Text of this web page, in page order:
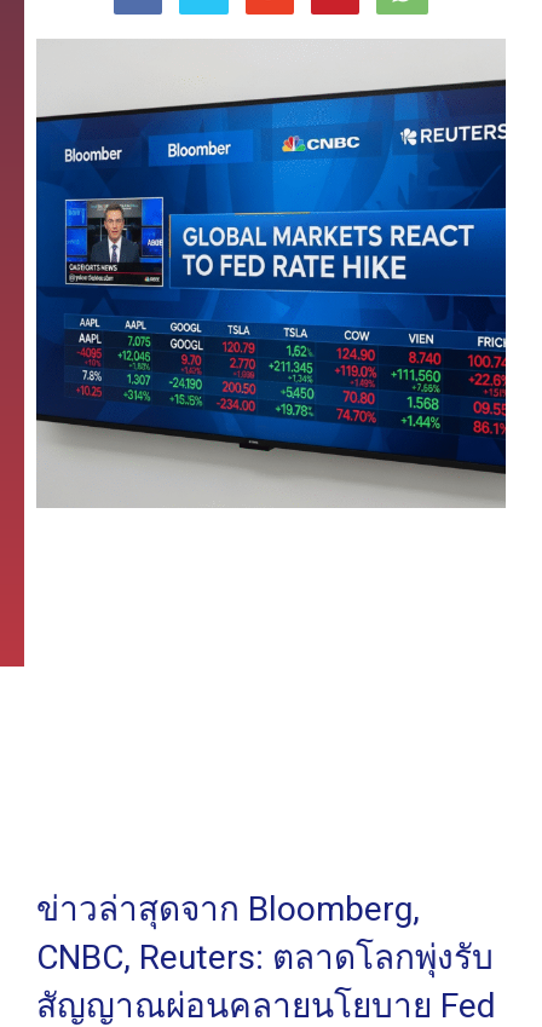
ข่าวล่าสุดจาก Bloomberg,
CNBC, Reuters: ตลาดโลกพุ่งรับ
สัญญาณผ่อนคลายนโยบาย Fed